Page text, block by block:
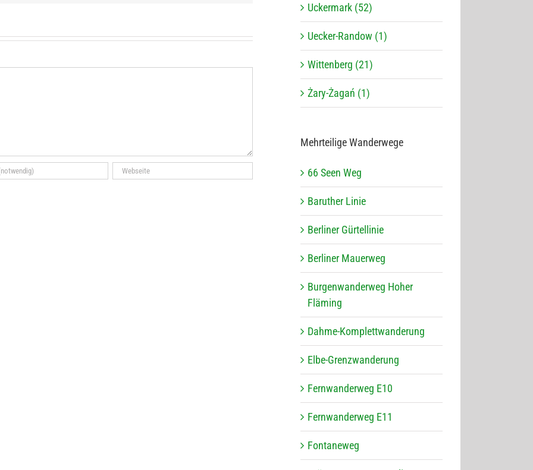
Uckermark (52)
Uecker-Randow (1)
Wittenberg (21)
Żary-Żagań (1)
Mehr­tei­lige Wanderwege
66 Seen Weg
Baru­ther Linie
Ber­li­ner Gürtellinie
Ber­li­ner Mauerweg
Bur­gen­wan­der­weg Hoher
Fläming
Dahme-Kom­plett­wan­de­rung
Elbe-Grenz­wan­de­rung
Fern­wan­der­weg E10
Fern­wan­der­weg E11
Fon­ta­ne­weg